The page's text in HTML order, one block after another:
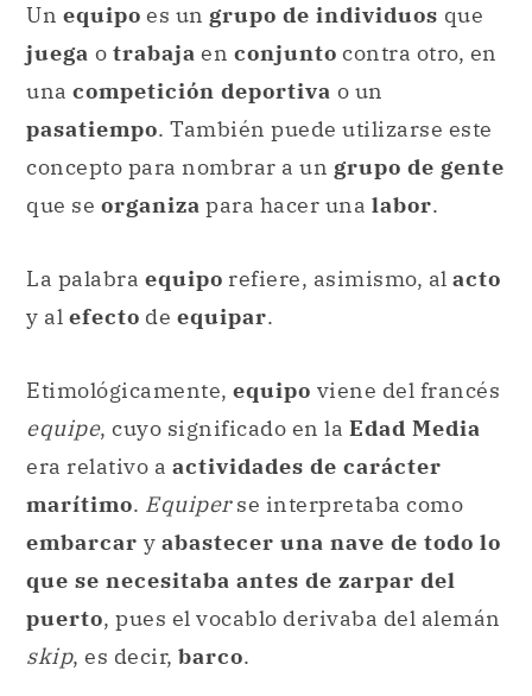
Un equipo es un grupo de individuos que
juega o trabaja en conjunto contra otro, en
una competición deportiva o un
pasatiempo. También puede utilizarse este
concepto para nombrar a un grupo de gente
que se organiza para hacer una labor.
La palabra equipo refiere, asimismo, al acto
y al efecto de equipar.
Etimológicamente, equipo viene del francés
equipe, cuyo significado en la Edad Media
era relativo a actividades de carácter
marítimo. Equiperse interpretaba como
embarcar y abastecer una nave de todo lo
que se necesitaba antes de zarpar del
puerto, pues el vocablo derivaba del alemán
skip, es decir, barco.